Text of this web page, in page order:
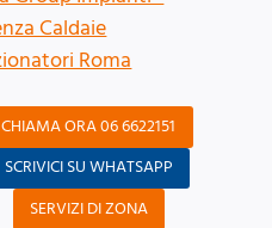
CHIAMA ORA 06 6622151
SCRIVICI SU WHATSAPP
SERVIZI DI ZONA